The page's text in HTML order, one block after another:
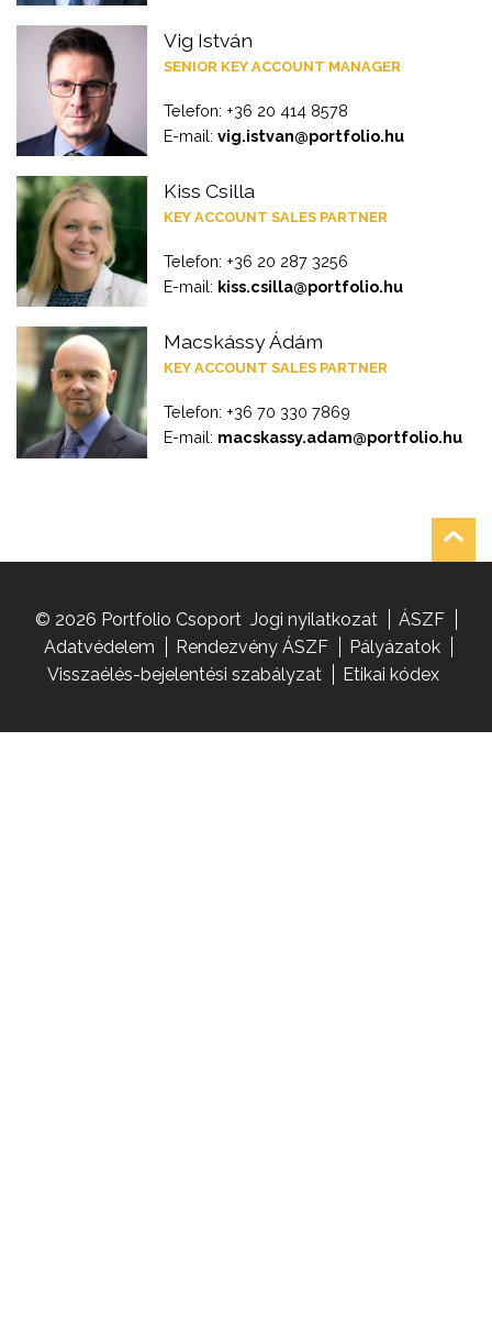
Vig István
SENIOR KEY ACCOUNT MANAGER
Telefon: +36 20 414 8578
E-mail:vig.istvan@portfolio.hu
Kiss Csilla
KEY ACCOUNT SALES PARTNER
Telefon: +36 20 287 3256
E-mail: kiss.csilla@portfolio.hu
Macskássy Ádám
KEY ACCOUNT SALES PARTNER
Telefon: +36 70 330 7869
E-mail: macskassy.adam@portfolio.hu
© 2026 Portfolio Csoport Jogi nyilatkozat
ÁSZF
Adatvédelem
Rendezvény ÁSZF
Pályázatok
Visszaélés-bejelentési szabályzat
Etikai kódex